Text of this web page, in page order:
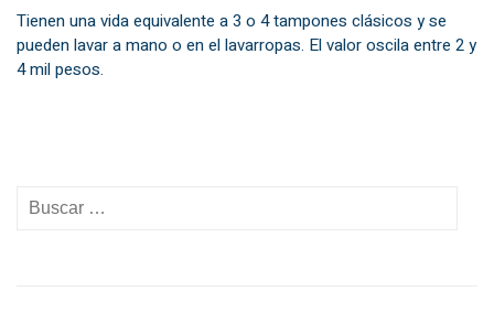
Tienen una vida equivalente a 3 o 4 tampones clásicos y se
pueden lavar a mano o en el lavarropas. El valor oscila entre 2 y
4 mil pesos.